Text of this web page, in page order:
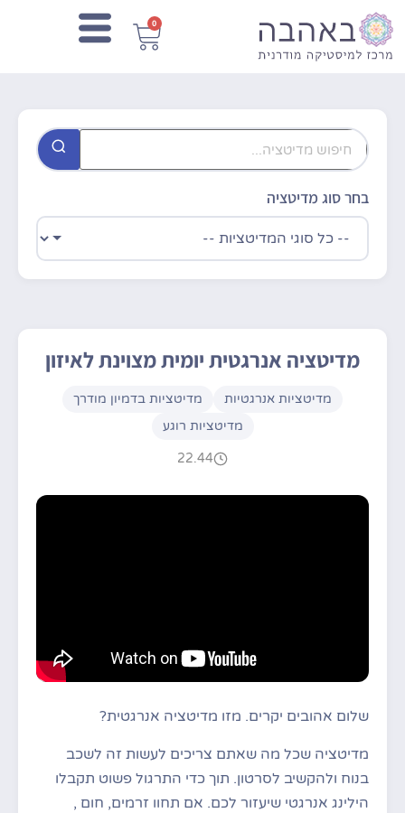
0
מדיטציה אנרגטית יומית מצוינת לאיזון
מדיטציות אנרגטיות
מדיטציות בדמיון מודרך
מדיטציות רוגע
22.44
שלום אהובים יקרים. מזו מדיטציה אנרגטית?
מדיטציה שכל מה שאתם צריכים לעשות זה לשכב
בנוח ולהקשיב לסרטון. תוך כדי התרגול פשוט תקבלו
הילינג אנרגטי שיעזור לכם. אם תחוו זרמים, חום ,
בחר סוג מדיטציה